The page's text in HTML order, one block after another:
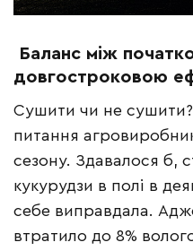
Баланс між
довгостроковою
Сушити чи не
питання
сезону. Здавалося б,
кукурудзи в полі в
себе виправдала.
втратило до 8%